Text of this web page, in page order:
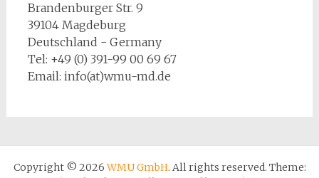
Brandenburger Str. 9
39104 Magdeburg
Deutschland - Germany
Tel: +49 (0) 391-99 00 69 67
Email: info(at)wmu-md.de
Copyright © 2026WMU GmbH. All rights reserved. Theme: